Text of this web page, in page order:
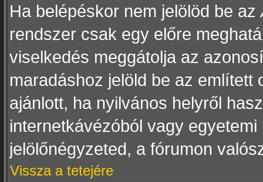
Ha belépéskor nem jelölöd be az
rendszer csak egy előre
viselkedés meggátolja az
maradáshoz jelöld be az említett
ajánlott, ha nyilvános helyről
internetkávézóból vagy
jelölőnégyzeted, a fórumon
Vissza a tetejére